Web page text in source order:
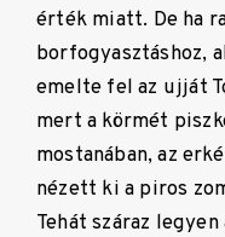
érték miatt. De ha
borfogyasztáshoz,
emelte fel az ujját
mert a körmét
mostanában, az
nézett ki a piros
Tehát száraz